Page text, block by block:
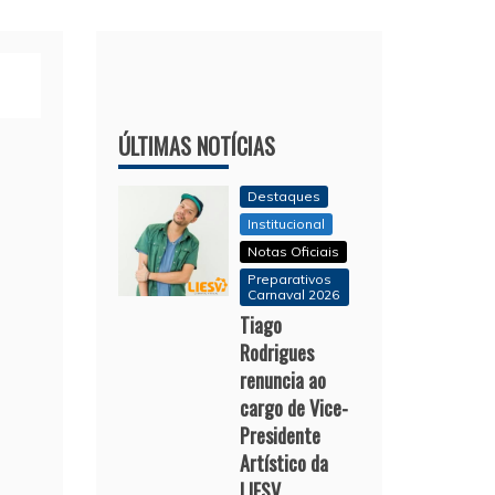
ÚLTIMAS NOTÍCIAS
Destaques
Institucional
Notas Oficiais
Preparativos
Carnaval 2026
Tiago
Rodrigues
renuncia ao
cargo de Vice-
Presidente
Artístico da